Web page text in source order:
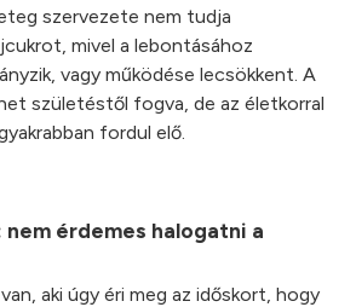
szervezete nem tudja
mivel a lebontásához
vagy működése lecsökkent. A
születéstől fogva, de az életkorral
fordul elő.
érdemes halogatni a
aki úgy éri meg az időskort, hogy